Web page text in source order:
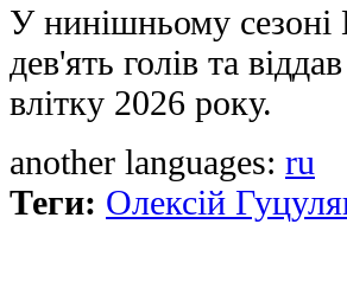
У нинішньому сезоні
дев'ять голів та
влітку 2026 року.
another languages: ru
Теги: Олексій